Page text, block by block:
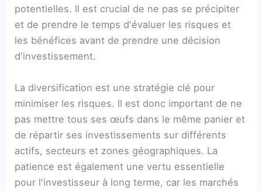
potentielles. Il est crucial de ne pas se précipiter
et de prendre le temps d'évaluer les risques et
les bénéfices avant de prendre une décision
d'investissement.
La diversification est une stratégie clé pour
minimiser les risques. Il est donc important de ne
pas mettre tous ses œufs dans le même panier et
de répartir ses investissements sur différents
actifs, secteurs et zones géographiques. La
patience est également une vertu essentielle
pour l'investisseur à long terme, car les marchés